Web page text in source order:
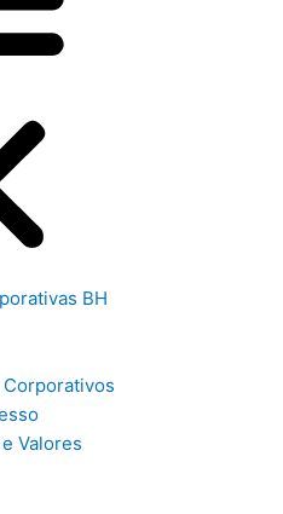
BH
Valores